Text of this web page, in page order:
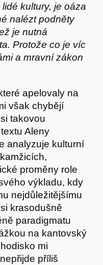
kultury, je oáza
nalézt podněty
je nutná
Protože co je víc
a mravní zákon
apelovaly na
však chybějí
takovou
Aleny
analyzuje kulturní
proměny role
výkladu, kdy
nejdůležitějšímu
krasodušně
paradigmatu
na kantovský
mi
příliš